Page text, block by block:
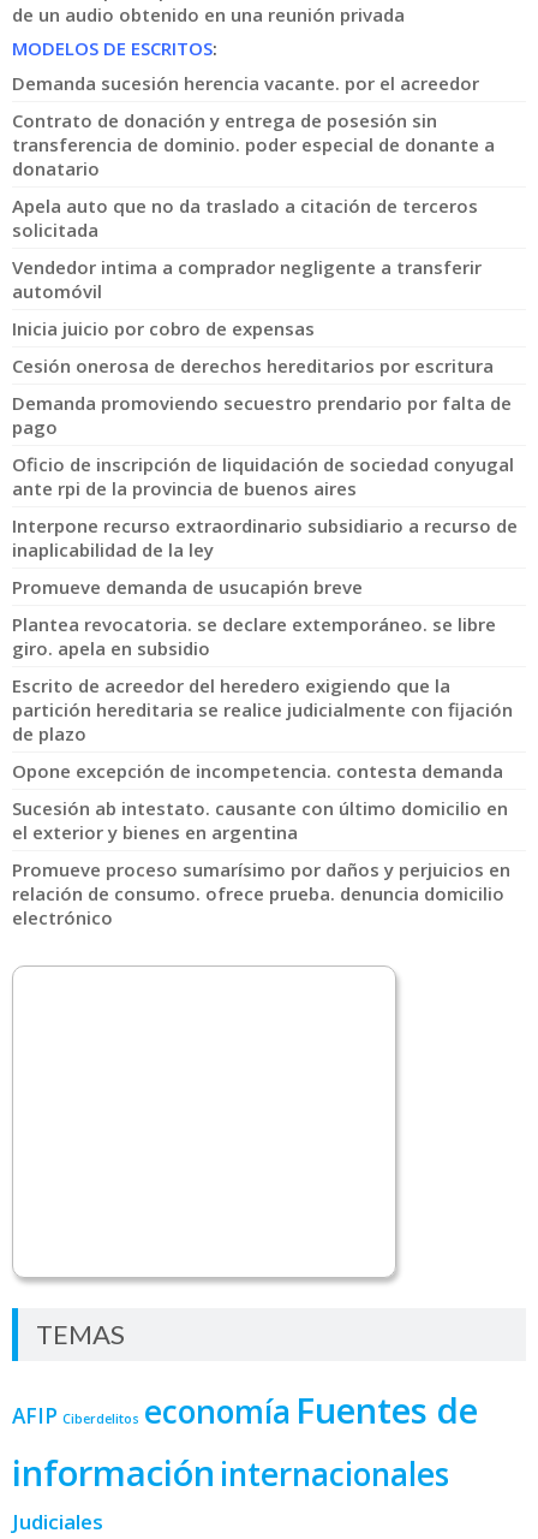
de un audio obtenido en una reunión privada
MODELOS DE ESCRITOS:
Demanda sucesión herencia vacante. por el acreedor
Contrato de donación y entrega de posesión sin
transferencia de dominio. poder especial de donante a
donatario
Apela auto que no da traslado a citación de terceros
solicitada
Vendedor intima a comprador negligente a transferir
automóvil
Inicia juicio por cobro de expensas
Cesión onerosa de derechos hereditarios por escritura
Demanda promoviendo secuestro prendario por falta de
pago
Oficio de inscripción de liquidación de sociedad conyugal
ante rpi de la provincia de buenos aires
Interpone recurso extraordinario subsidiario a recurso de
inaplicabilidad de la ley
Promueve demanda de usucapión breve
Plantea revocatoria. se declare extemporáneo. se libre
giro. apela en subsidio
Escrito de acreedor del heredero exigiendo que la
partición hereditaria se realice judicialmente con fijación
de plazo
Opone excepción de incompetencia. contesta demanda
Sucesión ab intestato. causante con último domicilio en
el exterior y bienes en argentina
Promueve proceso sumarísimo por daños y perjuicios en
relación de consumo. ofrece prueba. denuncia domicilio
electrónico
TEMAS
AFIP Ciberdelitos economía Fuentes de
información internacionales
Judiciales